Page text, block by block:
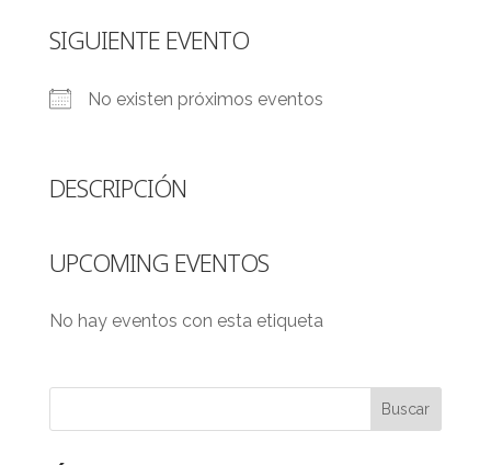
SIGUIENTE EVENTO
No existen próximos eventos
DESCRIPCIÓN
UPCOMING EVENTOS
No hay eventos con esta etiqueta
Buscar